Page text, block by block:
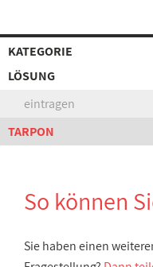
KATEGORIE
LÖSUNG
eintragen
TARPON
So können
Sie haben einen